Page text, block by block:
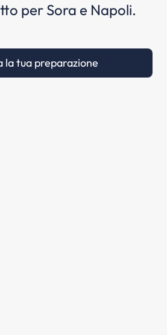
per Sora e Napoli.
la tua preparazione